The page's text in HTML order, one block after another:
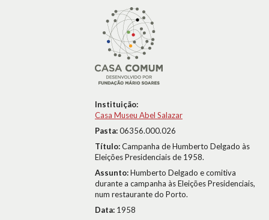
Instituição:
Casa Museu Abel Salazar
Pasta:06356.000.026
Título:Campanha de Humberto Delgado às
Eleições Presidenciais de 1958.
Assunto:Humberto Delgado e comitiva
durante a campanha às Eleições Presidenciais,
num restaurante do Porto.
Data: 1958